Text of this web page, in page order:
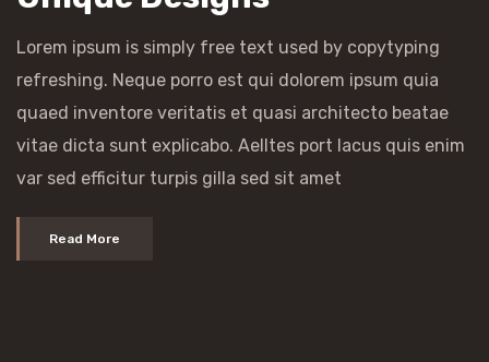
Lorem ipsum is simply free text used by copytyping
refreshing. Neque porro est qui dolorem ipsum quia
quaed inventore veritatis et quasi architecto beatae
vitae dicta sunt explicabo. Aelltes port lacus quis enim
var sed efficitur turpis gilla sed sit amet
Read More